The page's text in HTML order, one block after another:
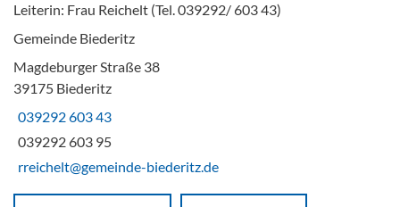
Leiterin: Frau Reichelt (Tel. 039292/ 603 43)
Gemeinde Biederitz
Magdeburger Straße 38
39175 Biederitz
039292 603 43
039292 603 95
rreichelt@gemeinde-biederitz.de